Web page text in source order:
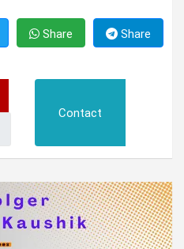
Share Share
Contact